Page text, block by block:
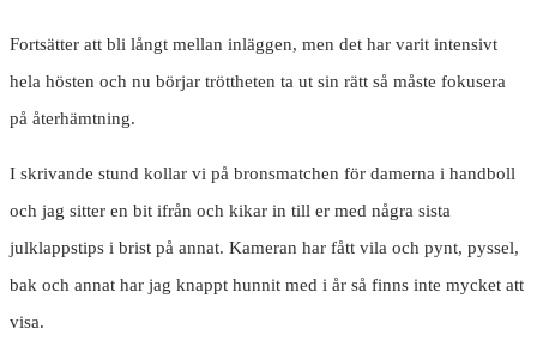
Fortsätter att bli långt mellan inläggen, men det har varit intensivt
hela hösten och nu börjar tröttheten ta ut sin rätt så måste fokusera
på återhämtning.
I skrivande stund kollar vi på bronsmatchen för damerna i handboll
och jag sitter en bit ifrån och kikar in till er med några sista
julklappstips i brist på annat. Kameran har fått vila och pynt, pyssel,
bak och annat har jag knappt hunnit med i år så finns inte mycket att
visa.